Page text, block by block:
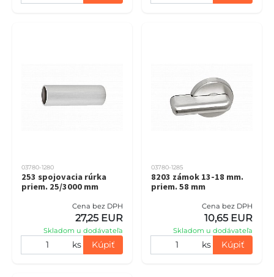
03780-1280
253 spojovacia rúrka
priem. 25/3000 mm
Cena bez DPH
27,25 EUR
Skladom u dodávateľa
ks Kúpiť
03780-1285
8203 zámok 13-18 mm.
priem. 58 mm
Cena bez DPH
10,65 EUR
Skladom u dodávateľa
ks Kúpiť